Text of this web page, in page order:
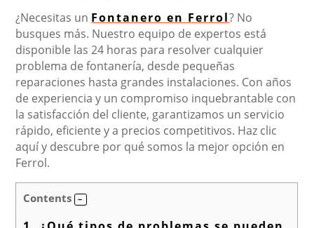
¿Necesitas un Fontanero en Ferrol? No
busques más. Nuestro equipo de expertos está
disponible las 24 horas para resolver cualquier
problema de fontanería, desde pequeñas
reparaciones hasta grandes instalaciones. Con años
de experiencia y un compromiso inquebrantable con
la satisfacción del cliente, garantizamos un servicio
rápido, eficiente y a precios competitivos. Haz clic
aquí y descubre por qué somos la mejor opción en
Ferrol.
Contents